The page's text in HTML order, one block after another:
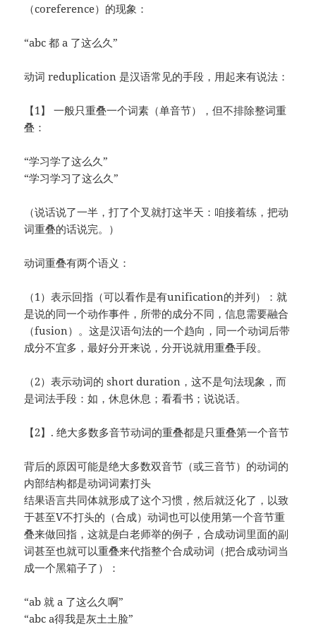
（coreference）的现象：
“abc 都 a 了这么久”
动词 reduplication 是汉语常见的手段，用起来有说法：
【1】 一般只重叠一个词素（单音节），但不排除整词重
叠：
“学习学了这么久”
“学习学习了这么久”
（说话说了一半，打了个叉就打这半天：咱接着练，把动
词重叠的话说完。）
动词重叠有两个语义：
（1）表示回指（可以看作是有unification的并列）：就
是说的同一个动作事件，所带的成分不同，信息需要融合
（fusion）。这是汉语句法的一个趋向，同一个动词后带
成分不宜多，最好分开来说，分开说就用重叠手段。
（2）表示动词的 short duration，这不是句法现象，而
是词法手段：如，休息休息；看看书；说说话。
【2】. 绝大多数多音节动词的重叠都是只重叠第一个音节
背后的原因可能是绝大多数双音节（或三音节）的动词的
内部结构都是动词词素打头
结果语言共同体就形成了这个习惯，然后就泛化了，以致
于甚至V不打头的（合成）动词也可以使用第一个音节重
叠来做回指，这就是白老师举的例子，合成动词里面的副
词甚至也就可以重叠来代指整个合成动词（把合成动词当
成一个黑箱子了）：
“ab 就 a 了这么久啊”
“abc a得我是灰土土脸”